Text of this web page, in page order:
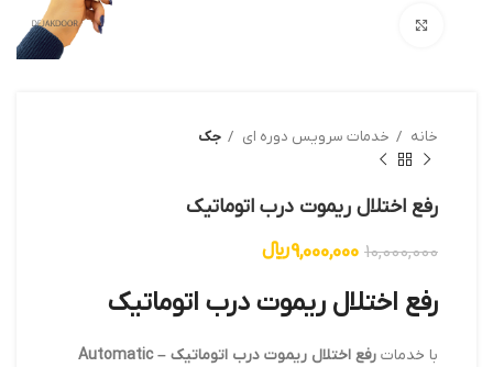
خانه خدمات سرویس دوره ای جک
رفع اختلال ریموت درب اتوماتیک
10,000,000
9,000,000﷼
رفع اختلال ریموت درب اتوماتیک
با خدمات
رفع اختلال ریموت درب اتوماتیک – Automatic